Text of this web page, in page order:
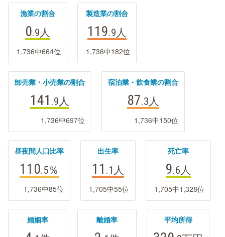
漁業の割合
0.9人
1,736中664位
製造業の割合
119.9人
1,736中182位
卸売業・小売業の割合
141 .9人
1,736中697位
宿泊業・飲食業の割合
87.3人
1,736中150位
昼夜間人口比率
110.5％
1,736中85位
出生率
11 .1 人
1,705中55位
死亡率
9.6人
1,705中1,328位
婚姻率 離婚率 平均所得